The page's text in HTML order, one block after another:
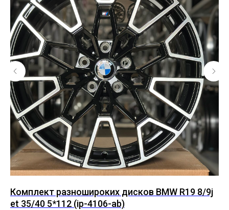
Комплект разношироких дисков BMW R19 8/9j
et 35/40 5*112 (ip-4106-ab)